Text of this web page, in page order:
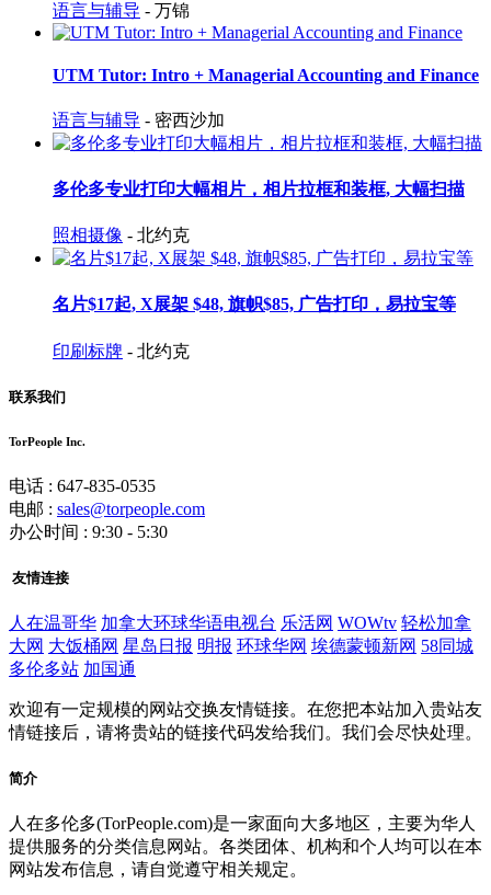
语言与辅导 - 万锦
UTM Tutor: Intro + Managerial Accounting and Finance
语言与辅导 - 密西沙加
多伦多专业打印大幅相片，相片拉框和装框, 大幅扫描
照相摄像 - 北约克
名片$17起, X展架 $48, 旗帜$85, 广告打印，易拉宝等
印刷标牌 - 北约克
联系我们
TorPeople Inc.
电话 : 647-835-0535
电邮 : sales@torpeople.com
办公时间 : 9:30 - 5:30
友情连接
人在温哥华 加拿大环球华语电视台 乐活网 WOWtv 轻松加拿
大网 大饭桶网 星岛日报 明报 环球华网 埃德蒙顿新网 58同城
多伦多站 加国通
欢迎有一定规模的网站交换友情链接。在您把本站加入贵站友
情链接后，请将贵站的链接代码发给我们。我们会尽快处理。
简介
人在多伦多(TorPeople.com)是一家面向大多地区，主要为华人
提供服务的分类信息网站。各类团体、机构和个人均可以在本
网站发布信息，请自觉遵守相关规定。